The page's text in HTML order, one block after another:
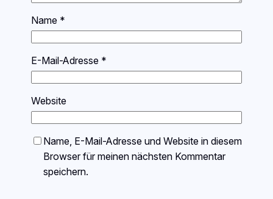
Name *
E-Mail-Adresse *
Website
Name, E-Mail-Adresse und Website in diesem
Browser für meinen nächsten Kommentar
speichern.